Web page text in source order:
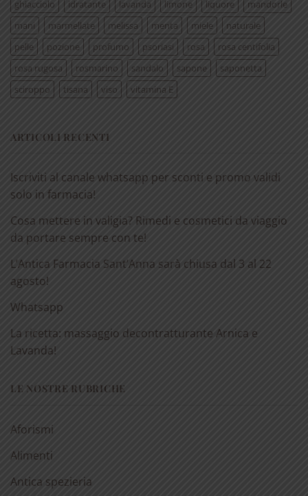
ghiacciolo
idratante lavanda limone liquore
mandorle
mani
marmellate melissa menta miele
naturale
pelle
pozione profumo psoriasi rosa
rosa centifolia
rosa rugosa
rosmarino sandalo sapone
saponetta
sciroppo
tisana viso vitamina E
ARTICOLI RECENTI
Iscriviti al canale whatsapp per sconti e promo validi
solo in farmacia!
Cosa mettere in valigia? Rimedi e cosmetici da viaggio
da portare sempre con te!
L’Antica Farmacia Sant’Anna sarà chiusa dal 3 al 22
agosto!
Whatsapp
La ricetta: massaggio decontratturante Arnica e
Lavanda!
LE NOSTRE RUBRICHE
Aforismi
Alimenti
Antica spezieria